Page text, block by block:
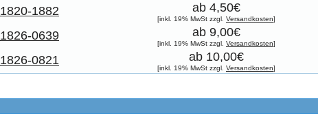
1820-1882 ab 4,50€
[inkl. 19% MwSt zzgl. Versandkosten]
1826-0639 ab 9,00€
[inkl. 19% MwSt zzgl. Versandkosten]
1826-0821 ab 10,00€
[inkl. 19% MwSt zzgl. Versandkosten]